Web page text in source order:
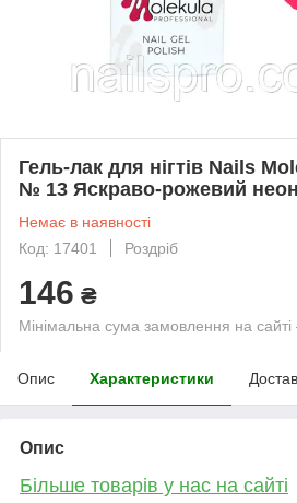
Гель-лак для нігтів Nails
№ 13 Яскраво-рожевий неон
Немає в наявності
Код: 17401
Роздріб
146 ₴
Мінімальна сума замовлення на
Опис Характеристики
Опис
Більше товарів у нас на сайті